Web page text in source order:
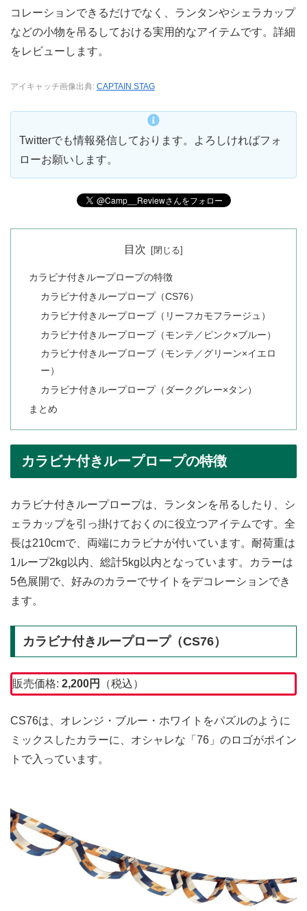
コレーションできるだけでなく、ランタンやシェラカップ
などの小物を吊るしておける実用的なアイテムです。詳細
をレビューします。
アイキャッチ画像出典: CAPTAIN STAG
Twitterでも情報発信しております。よろしければフォ
ローお願いします。
目次
カラビナ付きループロープの特徴
カラビナ付きループロープ（CS76）
カラビナ付きループロープ（リーフカモフラージュ）
カラビナ付きループロープ（モンテ／ピンク×ブルー）
カラビナ付きループロープ（モンテ／グリーン×イエロ
ー）
カラビナ付きループロープ（ダークグレー×タン）
まとめ
カラビナ付きループロープの特徴
カラビナ付きループロープは、ランタンを吊るしたり、シ
ェラカップを引っ掛けておくのに役立つアイテムです。全
長は210cmで、両端にカラビナが付いています。耐荷重は
1ループ2kg以内、総計5kg以内となっています。カラーは
5色展開で、好みのカラーでサイトをデコレーションでき
ます。
カラビナ付きループロープ（CS76）
販売価格: 2,200円 （税込）
CS76は、オレンジ・ブルー・ホワイトをパズルのように
ミックスしたカラーに、オシャレな「76」のロゴがポイン
トで入っています。